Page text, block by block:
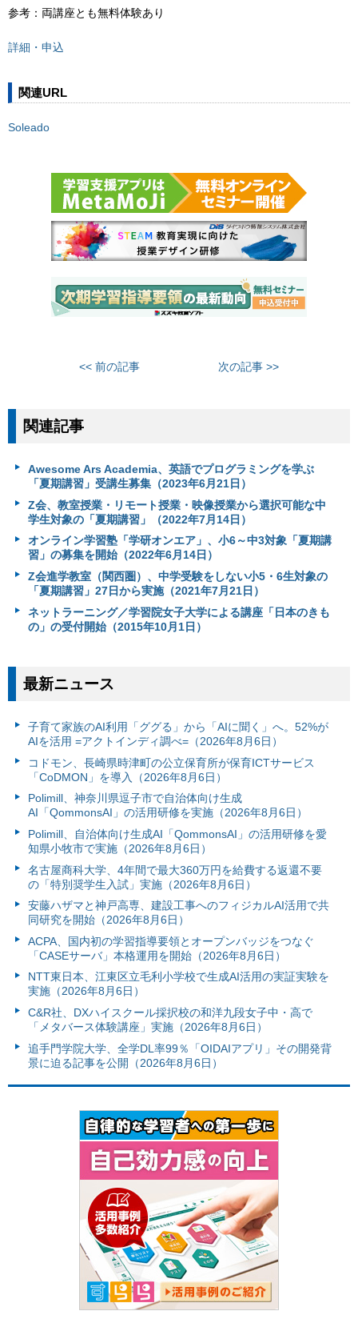
参考：両講座とも無料体験あり
詳細・申込
関連URL
Soleado
<< 前の記事 次の記事 >>
関連記事
Awesome Ars Academia、英語でプログラミングを学ぶ
「夏期講習」受講生募集（2023年6月21日）
Z会、教室授業・リモート授業・映像授業から選択可能な中
学生対象の「夏期講習」（2022年7月14日）
オンライン学習塾「学研オンエア」、小6～中3対象「夏期講
習」の募集を開始（2022年6月14日）
Z会進学教室（関西圏）、中学受験をしない小5・6生対象の
「夏期講習」27日から実施（2021年7月21日）
ネットラーニング／学習院女子大学による講座「日本のきも
の」の受付開始（2015年10月1日）
最新ニュース
子育て家族のAI利用「ググる」から「AIに聞く」へ。52%が
AIを活用 =アクトインディ調べ=（2026年8月6日）
コドモン、長崎県時津町の公立保育所が保育ICTサービス
「CoDMON」を導入（2026年8月6日）
Polimill、神奈川県逗子市で自治体向け生成
AI「QommonsAI」の活用研修を実施（2026年8月6日）
Polimill、自治体向け生成AI「QommonsAI」の活用研修を愛
知県小牧市で実施（2026年8月6日）
名古屋商科大学、4年間で最大360万円を給費する返還不要
の「特別奨学生入試」実施（2026年8月6日）
安藤ハザマと神戸高専、建設工事へのフィジカルAI活用で共
同研究を開始（2026年8月6日）
ACPA、国内初の学習指導要領とオープンバッジをつなぐ
「CASEサーバ」本格運用を開始（2026年8月6日）
NTT東日本、江東区立毛利小学校で生成AI活用の実証実験を
実施（2026年8月6日）
C&R社、DXハイスクール採択校の和洋九段女子中・高で
「メタバース体験講座」実施（2026年8月6日）
追手門学院大学、全学DL率99％「OIDAIアプリ」その開発背
景に迫る記事を公開（2026年8月6日）